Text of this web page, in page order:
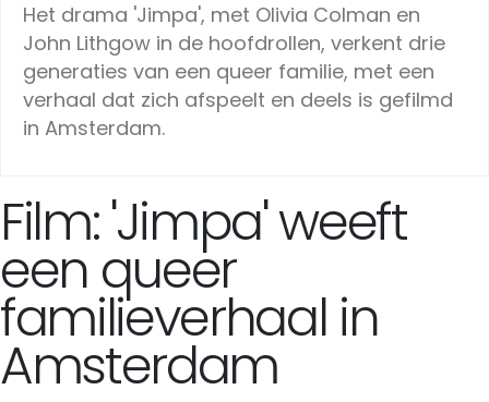
Het drama 'Jimpa', met Olivia Colman en
John Lithgow in de hoofdrollen, verkent drie
generaties van een queer familie, met een
verhaal dat zich afspeelt en deels is gefilmd
in Amsterdam.
Film: 'Jimpa' weeft
een queer
familieverhaal in
Amsterdam